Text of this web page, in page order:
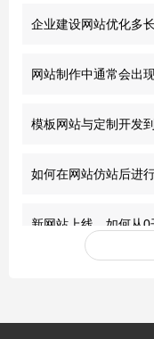
企业建设网站优化多
网站制作中通常会出
模板网站与定制开发
如何在网站仿站后进
新网站上线，如何从
突破界限：青岛网站